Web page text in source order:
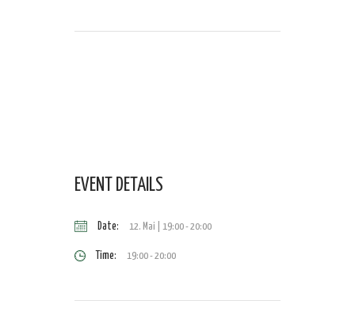
EVENT DETAILS
Date: 12. Mai | 19:00-20:00
Time: 19:00 - 20:00